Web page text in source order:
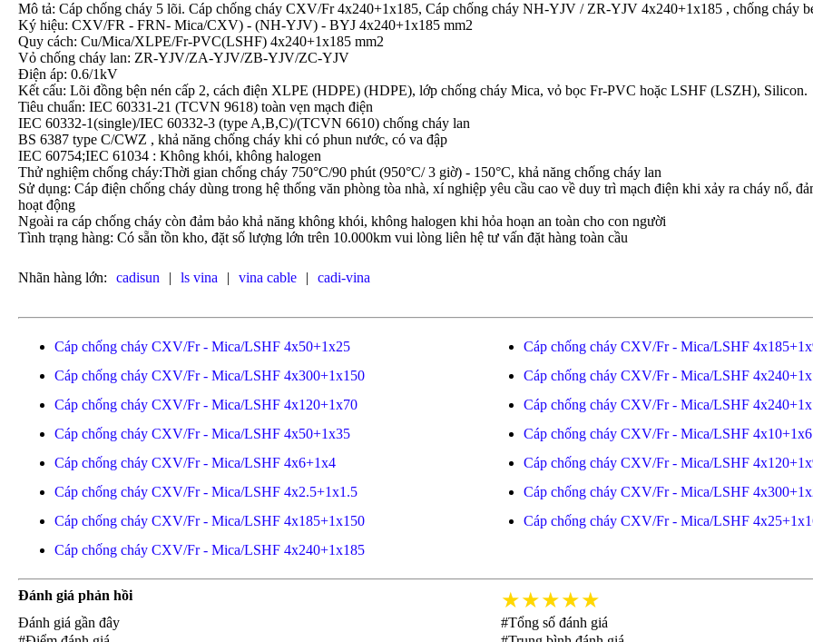
Mô tả: Cáp chống cháy 5 lõi. Cáp chống cháy CXV/Fr 4x240+1x185, Cáp chống cháy NH-YJV / ZR-YJV 4x240+1x185 , chống cháy
Ký hiệu: CXV/FR - FRN- Mica/CXV) - (NH-YJV) - BYJ 4x240+1x185 mm2
Quy cách: Cu/Mica/XLPE/Fr-PVC(LSHF) 4x240+1x185 mm2
Vỏ chống cháy lan: ZR-YJV/ZA-YJV/ZB-YJV/ZC-YJV
Điện áp: 0.6/1kV
Kết cấu: Lõi đồng bện nén cấp 2, cách điện XLPE (HDPE) (HDPE), lớp chống cháy Mica, vỏ bọc Fr-PVC hoặc LSHF (LSZH), Silicon.
Tiêu chuẩn: IEC 60331-21 (TCVN 9618) toàn vẹn mạch điện
IEC 60332-1(single)/IEC 60332-3 (type A,B,C)/(TCVN 6610) chống cháy lan
BS 6387 type C/CWZ , khả năng chống cháy khi có phun nước, có va đập
IEC 60754;IEC 61034 : Không khói, không halogen
Thử nghiệm chống cháy:Thời gian chống cháy 750°C/90 phút (950°C/ 3 giờ) - 150°C, khả năng chống cháy lan
Sử dụng: Cáp điện chống cháy dùng trong hệ thống văn phòng tòa nhà, xí nghiệp yêu cầu cao về duy trì mạch điện khi xảy ra cháy nổ,
hoạt động
Ngoài ra cáp chống cháy còn đảm bảo khả năng không khói, không halogen khi hỏa hoạn an toàn cho con người
Tình trạng hàng: Có sẵn tồn kho, đặt số lượng lớn trên 10.000km vui lòng liên hệ tư vấn đặt hàng toàn cầu
Nhãn hàng lớn: cadisun | ls vina | vina cable | cadi-vina
Cáp chống cháy CXV/Fr - Mica/LSHF 4x50+1x25
Cáp chống cháy CXV/Fr - Mica/LSHF
Cáp chống cháy CXV/Fr - Mica/LSHF 4x300+1x150
Cáp chống cháy CXV/Fr - Mica/LSHF
Cáp chống cháy CXV/Fr - Mica/LSHF 4x120+1x70
Cáp chống cháy CXV/Fr - Mica/LSHF
Cáp chống cháy CXV/Fr - Mica/LSHF 4x50+1x35
Cáp chống cháy CXV/Fr - Mica/LSHF 4x10+1x6
Cáp chống cháy CXV/Fr - Mica/LSHF 4x6+1x4
Cáp chống cháy CXV/Fr - Mica/LSHF
Cáp chống cháy CXV/Fr - Mica/LSHF 4x2.5+1x1.5
Cáp chống cháy CXV/Fr - Mica/LSHF
Cáp chống cháy CXV/Fr - Mica/LSHF 4x185+1x150
Cáp chống cháy CXV/Fr - Mica/LSHF
Cáp chống cháy CXV/Fr - Mica/LSHF 4x240+1x185
Đánh giá phản hồi ★★★★★
Đánh giá gần đây
#Tổng số đánh giá